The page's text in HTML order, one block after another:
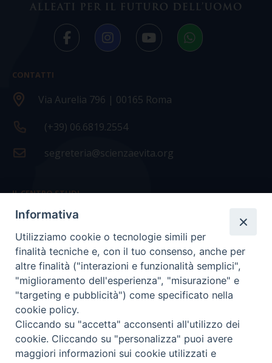
CONTATTI
Via Aurelia 796 | 00165 Roma
(+39) 06.6819.2554
segreteria@scienzaevita.org
IL CENTRO STUDI
La nostra storia
Statuto
Presidenza e ufficio presidenza
Consiglio scientifico
Coordinamento nazionale
Informativa
Utilizziamo cookie o tecnologie simili per
finalità tecniche e, con il tuo consenso, anche per
altre finalità ("interazioni e funzionalità semplici",
"miglioramento dell'esperienza", "misurazione" e
"targeting e pubblicità") come specificato nella
cookie policy.
Cliccando su "accetta" acconsenti all'utilizzo dei
cookie. Cliccando su "personalizza" puoi avere
maggiori informazioni sui cookie utilizzati e